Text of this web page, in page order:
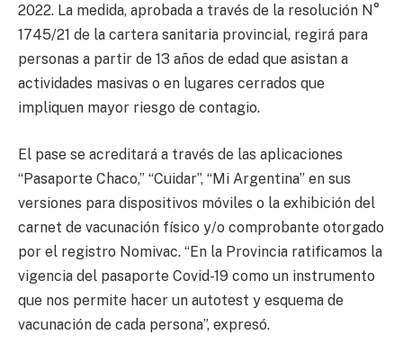
2022. La medida, aprobada a través de la resolución N°
1745/21 de la cartera sanitaria provincial, regirá para
personas a partir de 13 años de edad que asistan a
actividades masivas o en lugares cerrados que
impliquen mayor riesgo de contagio.
El pase se acreditará a través de las aplicaciones
“Pasaporte Chaco,” “Cuidar”, “Mi Argentina” en sus
versiones para dispositivos móviles o la exhibición del
carnet de vacunación físico y/o comprobante otorgado
por el registro Nomivac. “En la Provincia ratificamos la
vigencia del pasaporte Covid-19 como un instrumento
que nos permite hacer un autotest y esquema de
vacunación de cada persona”, expresó.